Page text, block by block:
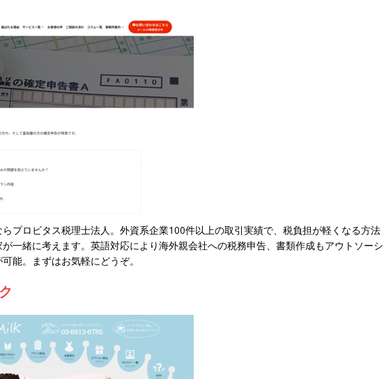
プロビタス税理士法人。外資系企業100件以上の取引実績で、税負担が軽くなる方法
一緒に考えます。英語対応により海外親会社への税務申告、書類作成もアウトソーシ
能。まずはお気軽にどうぞ。